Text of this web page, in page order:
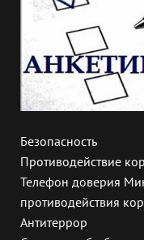
Безопасность
Противодействие
Телефон доверия
противодействия
Антитеррор